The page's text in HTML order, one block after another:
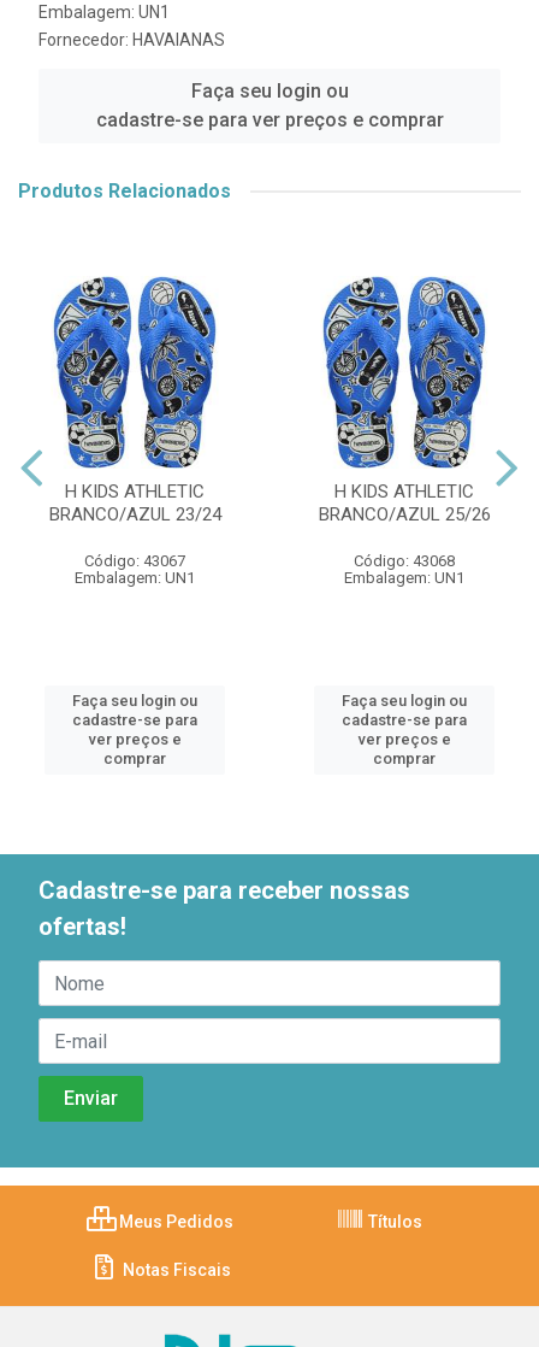
Embalagem: UN1
Fornecedor: HAVAIANAS
Faça seu login ou
cadastre-se para ver preços e comprar
Produtos Relacionados
H KIDS ATHLETIC
BRANCO/AZUL 23/24
Código: 43067
Embalagem: UN1
Faça seu login ou
cadastre-se para
ver preços e
comprar
H KIDS ATHLETIC
BRANCO/AZUL 25/26
Código: 43068
Embalagem: UN1
Faça seu login ou
cadastre-se para
ver preços e
comprar
Cadastre-se para receber nossas
ofertas!
Meus Pedidos Títulos
Notas Fiscais